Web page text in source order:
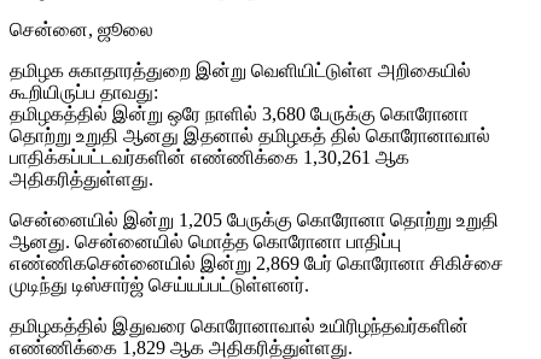
சென்னை, ஜூலை
தமிழக சுகாதாரத்துறை இன்று வெளியிட்டுள்ள அறிகையில்
கூறியிருப்ப தாவது:
தமிழகத்தில் இன்று ஒரே நாளில் 3,680 பேருக்கு கொரோனா
தொற்று உறுதி ஆனது இதனால் தமிழகத் தில் கொரோனாவால்
பாதிக்கப்பட்டவர்களின் எண்ணிக்கை 1,30,261 ஆக
அதிகரித்துள்ளது.
சென்னையில் இன்று 1,205 பேருக்கு கொரோனா தொற்று உறுதி
ஆனது. சென்னையில் மொத்த கொரோனா பாதிப்பு
எண்ணிகசென்னையில் இன்று 2,869 பேர் கொரோனா சிகிச்சை
முடிந்து டிஸ்சார்ஜ் செய்யப்பட்டுள்ளனர்.
தமிழகத்தில் இதுவரை கொரோனாவால் உயிரிழந்தவர்களின்
எண்ணிக்கை 1,829 ஆக அதிகரித்துள்ளது.